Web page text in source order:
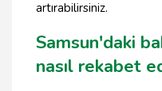
artırabilirsiniz.
Samsun'daki
nasıl rekabet